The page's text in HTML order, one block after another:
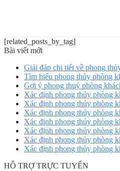
[related_posts_by_tag]
Bài viết mới
Giải đáp chi tiết về phong
Tìm hiểu phong thủy phòng
Gợi ý phong thuỷ phòng
Xác định phong thủy phòng
Xác định phong thủy phòng
Xác định phong thủy phòng
Xác định phong thủy phòng
Xác định phong thủy phòng
Xác định phong thủy phòng
Xác định phong thủy phòng
HỖ TRỢ TRỰC TUYẾN